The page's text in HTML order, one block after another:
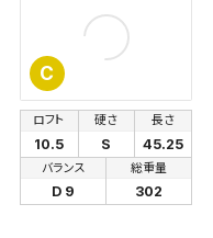
C
ロフト
10.5
硬さ
S
長さ
45.25
バランス
D 9
総重量
302